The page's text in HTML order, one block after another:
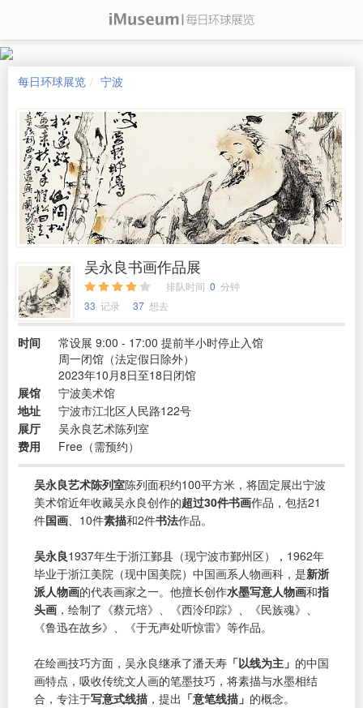
每日环球展览 宁波
吴永良书画作品展
排队时间 0 分钟
33 记录 37 想去
时间
常设展 9:00 - 17:00 提前半小时停止入馆
周一闭馆（法定假日除外）
2023年10月8日至18日闭馆
展馆
宁波美术馆
地址
宁波市江北区人民路122号
展厅
吴永良艺术陈列室
费用
Free（需预约）
吴永良艺术陈列室陈列面积约100平方米，将固定展出宁波
美术馆近年收藏吴永良创作的超过30件书画作品，包括21
件国画、10件素描和2件书法作品。
吴永良1937年生于浙江鄞县（现宁波市鄞州区），1962年
毕业于浙江美院（现中国美院）中国画系人物画科，是新浙
派人物画的代表画家之一。他擅长创作水墨写意人物画和指
头画 ，绘制了《蔡元培》、《西泠印踪》、《民族魂》、
《鲁迅在故乡》、《于无声处听惊雷》等作品。
在绘画技巧方面，吴永良继承了潘天寿 「以线为主」 的中国
画特点，吸收传统文人画的笔墨技巧，将素描与水墨相结
合，专注于写意式线描 ，提出 「意笔线描」 的概念。